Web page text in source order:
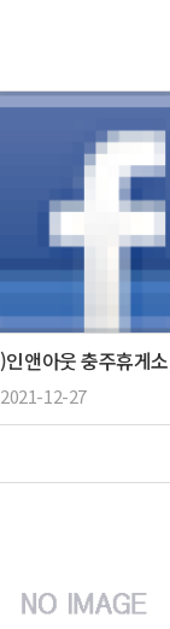
2021-12-27